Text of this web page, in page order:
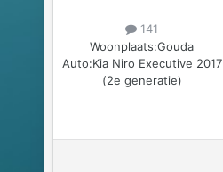
141
Woonplaats:Gouda
Auto:Kia Niro Executive 2017
(2e generatie)